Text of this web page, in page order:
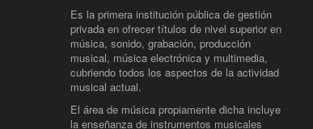
Es la primera institución pública de gestión
privada en ofrecer títulos de nivel superior en
música, sonido, grabación, producción
musical, música electrónica y multimedia,
cubriendo todos los aspectos de la actividad
musical actual.
El área de música propiamente dicha incluye
la enseñanza de instrumentos musicales